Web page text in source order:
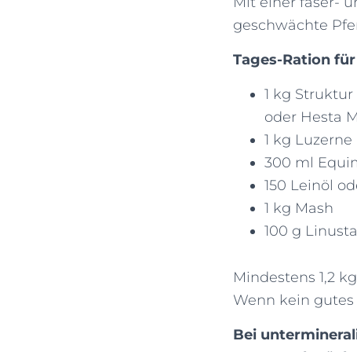
geschwächte
Tages-Ration
1 kg
oder Hesta
1 kg Luzerne
300 ml
150 Leinöl
1 kg Mash
100 g
Mindestens 1,2
Wenn kein
Bei